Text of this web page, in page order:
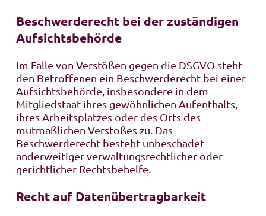
Beschwerde­recht bei der zuständigen
Aufsichts­behörde
Im Falle von Verstößen gegen die DSGVO steht
den Betroffenen ein Beschwerderecht bei einer
Aufsichtsbehörde, insbesondere in dem
Mitgliedstaat ihres gewöhnlichen Aufenthalts,
ihres Arbeitsplatzes oder des Orts des
mutmaßlichen Verstoßes zu. Das
Beschwerderecht besteht unbeschadet
anderweitiger verwaltungsrechtlicher oder
gerichtlicher Rechtsbehelfe.
Recht auf Daten­übertrag­barkeit